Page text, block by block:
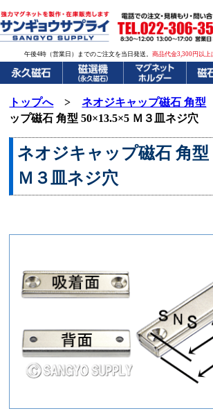
午後4時（営業日）までのご注文を当日発送。 商品代金3,300円以上
トップへ>ネオジキャップ磁石 角型
ップ磁石 角型50×13.5×5 Ｍ３皿ネジ穴
ネオジキャップ磁石角型
Ｍ３皿ネジ穴